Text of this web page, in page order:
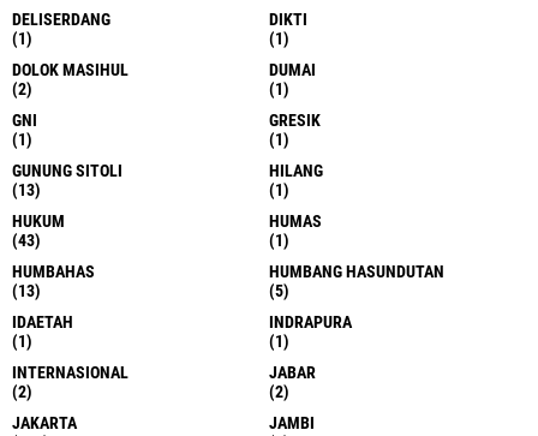
DELISERDANG
(1)
DIKTI
(1)
DOLOK MASIHUL
(2)
DUMAI
(1)
GNI
(1)
GRESIK
(1)
GUNUNG SITOLI
(13)
HILANG
(1)
HUKUM
(43)
HUMAS
(1)
HUMBAHAS
(13)
HUMBANG HASUNDUTAN
(5)
IDAETAH
(1)
INDRAPURA
(1)
INTERNASIONAL
(2)
JABAR
(2)
JAKARTA
JAMBI